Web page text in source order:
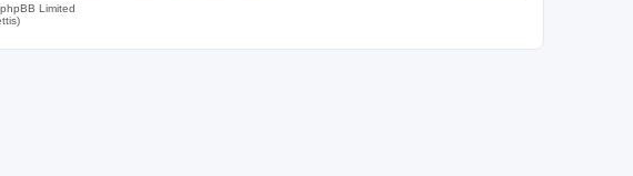
Limited